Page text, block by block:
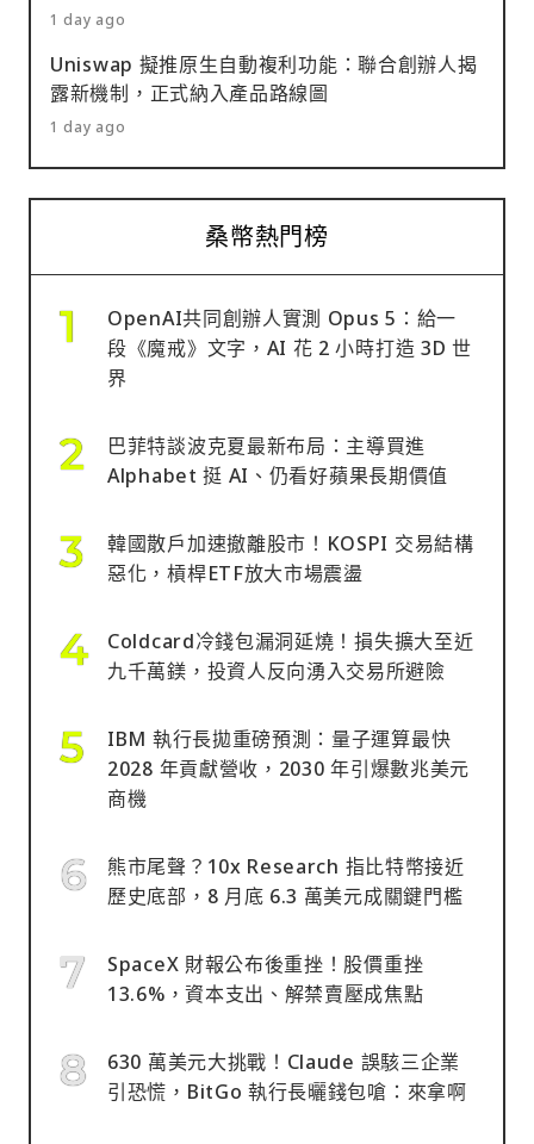
1 day ago
Uniswap 擬推原生自動複利功能：聯合創辦人揭
露新機制，正式納入產品路線圖
1 day ago
桑幣熱門榜
OpenAI共同創辦人實測 Opus 5：給一
段《魔戒》文字，AI 花 2 小時打造 3D 世
界
巴菲特談波克夏最新布局：主導買進
Alphabet 挺 AI、仍看好蘋果長期價值
韓國散戶加速撤離股市！KOSPI 交易結構
惡化，槓桿ETF放大市場震盪
Coldcard冷錢包漏洞延燒！損失擴大至近
九千萬鎂，投資人反向湧入交易所避險
IBM 執行長拋重磅預測：量子運算最快
2028 年貢獻營收，2030 年引爆數兆美元
商機
熊市尾聲？10x Research 指比特幣接近
歷史底部，8 月底 6.3 萬美元成關鍵門檻
SpaceX 財報公布後重挫！股價重挫
13.6%，資本支出、解禁賣壓成焦點
630 萬美元大挑戰！Claude 誤駭三企業
引恐慌，BitGo 執行長曬錢包嗆：來拿啊